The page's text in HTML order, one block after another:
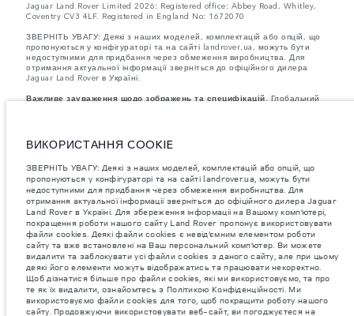
Jaguar Land Rover Limited 2026: Registered office: Abbey Road, Whitley,
Coventry CV3 4LF. Registered in England No: 1672070
ЗВЕРНІТЬ УВАГУ: Деякі з наших моделей, комплектацій або опцій, що
пропонуються у конфігураторі та на сайті landrover.ua, можуть бути
недоступними для придбання через обмеження виробництва. Для
отримання актуальної інформації зверніться до офіційного дилера
Jaguar Land Rover в Україні.
Важливе зауваження щодо зображень та специфікацій. Глобальний
використовуються на вебсайті, можуть не повністю відображати
поточні специфікації, опції, варіанти оздоблення та кольорові рішення.
інформації.
Зазначена вага відповідає стандартній специфікації автомобіля.
Аксесуари та інші елементи, встановлені після виробництва, можуть
впливати на вантажопідйомність. Під час завантаження автомобіля
аксесуарами, пасажирами, рідинами, паливом і корисним
навантаженням слід забезпечити, щоб загальна вага автомобіля та
максимальні навантаження на осі не перевищували допустимі
значення.
Jaguar Land Rover Limited постійно шукає шляхи поліпшити технічні
характеристики, дизайн і виробництво своїх автомобілів, деталей та
аксесуарів, зміни відбуваються постійно, і ми залишаємо за собою
право вносити зміни без попереднього повідомлення. Деякі функції
можуть відрізнятися від додаткових до стандартних для різних років
моделі. Інформація, технічні характеристики, двигуни і кольори на
ВИКОРИСТАННЯ COOKIE
ЗВЕРНІТЬ УВАГУ: Деякі з наших моделей, комплектацій або опцій, що
пропонуються у конфігураторі та на сайті landrover.ua, можуть бути
недоступними для придбання через обмеження виробництва. Для
отримання актуальної інформації зверніться до офіційного дилера Jaguar
Land Rover в Україні. Для збереження інформаціі на Вашому комп’ютері,
покращення роботи нашого сайту Land Rover пропонує використовувати
файли cookies. Деякі файли cookies є невід’ємним елементом роботи
сайту та вже встановлені на Ваш персональний комп’ютер. Ви можете
видалити та заблокувати усі файли cookies з даного сайту, але при цьому
деякі його елементи можуть відображатись та працювати некоректно.
Щоб дізнатися більше про файли cookies, які ми використовуємо, та про
те як їх видалити, ознайомтесь з Політикою Конфіденційності. Ми
використовуємо файли cookies для того, щоб покращити роботу нашого
сайту. Продовжуючи використовувати веб-сайт, ви погоджуєтеся на